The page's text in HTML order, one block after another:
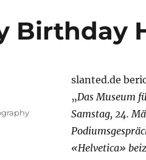
Birthday
slanted.de
„Das Museum
Samstag, 24.
«Helvetica»